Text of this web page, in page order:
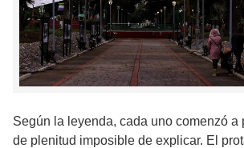
Según la leyenda, cada uno comenzó a
de plenitud imposible de explicar. El